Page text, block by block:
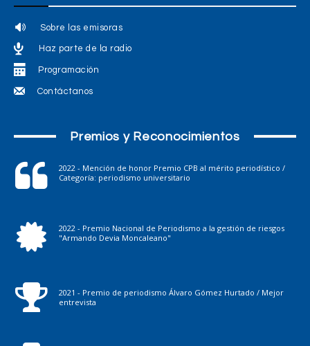
Sobre las emisoras
Haz parte de la radio
Programación
Contáctanos
Premios y Reconocimientos
2022 - Mención de honor Premio CPB al mérito periodístico /
Categoría: periodismo universitario
2022 - Premio Nacional de Periodismo a la gestión de riesgos
"Armando Devia Moncaleano"
2021 - Premio de periodismo Álvaro Gómez Hurtado / Mejor
entrevista